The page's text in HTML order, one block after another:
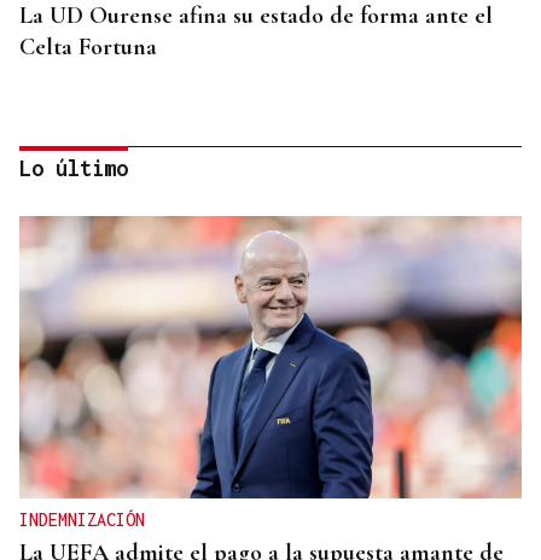
La UD Ourense afina su estado de forma ante el
Celta Fortuna
GANADORAS
Título de dobles para las hermanas Jorge en el
Cidade de Ourense sin necesidad de final
Lo último
INDEMNIZACIÓN
La UEFA admite el pago a la supuesta amante de